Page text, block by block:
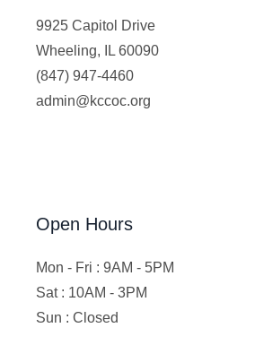
9925 Capitol Drive
Wheeling, IL 60090
(847) 947-4460
admin@kccoc.org
Open Hours
Mon - Fri : 9AM - 5PM
Sat : 10AM - 3PM
Sun : Closed